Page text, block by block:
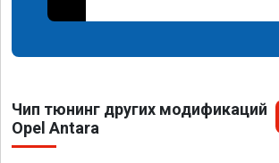
Чип тюнинг других модификаций
Opel Antara